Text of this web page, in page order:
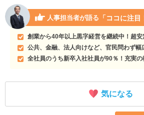
人事担当者が語る 「ココに注目
創業から40年以上黒字経営を継続中！超安
公共、金融、法人向けなど、官民問わず幅
全社員のうち新卒入社社員が90％！充実の
気になる